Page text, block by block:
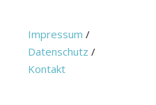
Impressum /
Datenschutz /
Kontakt